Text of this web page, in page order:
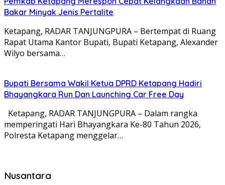
Bakar Minyak Jenis Pertalite
Ketapang, RADAR TANJUNGPURA – Bertempat di Ruang
Rapat Utama Kantor Bupati, Bupati Ketapang, Alexander
Wilyo bersama…
Bupati Bersama Wakil Ketua DPRD Ketapang Hadiri
Bhayangkara Run Dan Launching Car Free Day
Ketapang, RADAR TANJUNGPURA – Dalam rangka
memperingati Hari Bhayangkara Ke-80 Tahun 2026,
Polresta Ketapang menggelar…
Nusantara